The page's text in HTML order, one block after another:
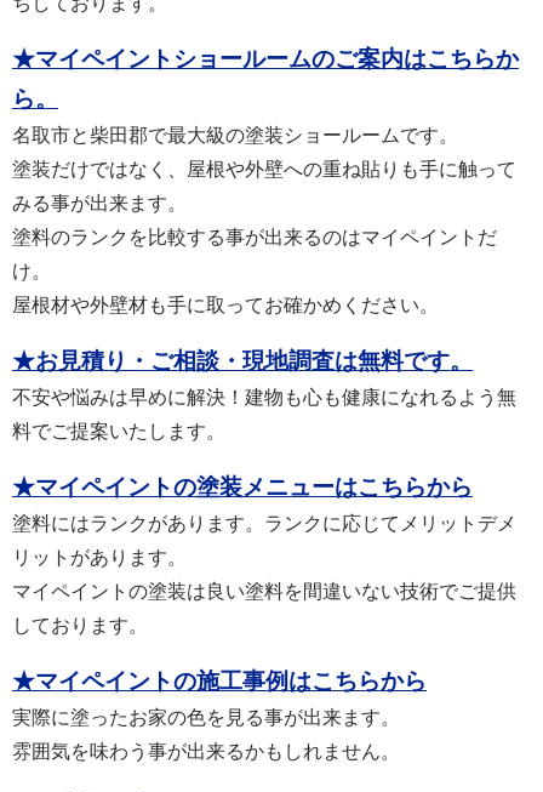
★マイペイントショールームのご案内はこちらか
ら。
名取市と柴田郡で最大級の塗装ショールームです。
塗装だけではなく、屋根や外壁への重ね貼りも手に触って
みる事が出来ます。
塗料のランクを比較する事が出来るのはマイペイントだ
け。
屋根材や外壁材も手に取ってお確かめください。
★お見積り・ご相談・現地調査は無料です。
不安や悩みは早めに解決！建物も心も健康になれるよう無
料でご提案いたします。
★マイペイントの塗装メニューはこちらから
塗料にはランクがあります。ランクに応じてメリットデメ
リットがあります。
マイペイントの塗装は良い塗料を間違いない技術でご提供
しております。
★マイペイントの施工事例はこちらから
実際に塗ったお家の色を見る事が出来ます。
雰囲気を味わう事が出来るかもしれません。